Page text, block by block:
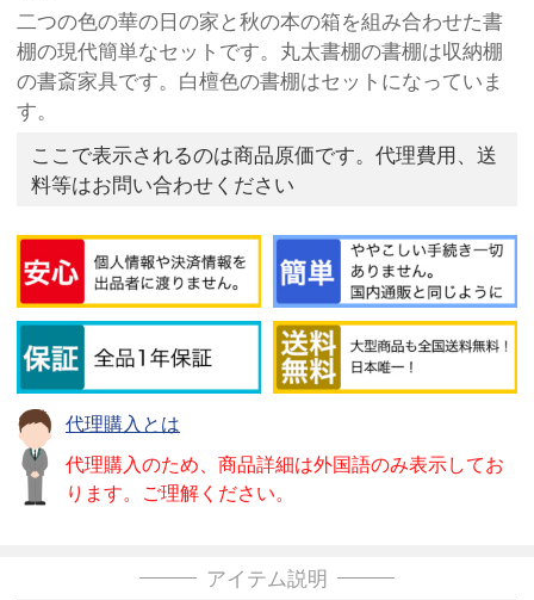
二つの色の華の日の家と秋の本の箱を組み合わせた書
棚の現代簡単なセットです。丸太書棚の書棚は収納棚
の書斎家具です。白檀色の書棚はセットになっていま
す。
ここで表示されるのは商品原価です。代理費用、送
料等はお問い合わせください
代理購入とは
代理購入のため、商品詳細は外国語のみ表示してお
ります。ご理解ください。
アイテム説明